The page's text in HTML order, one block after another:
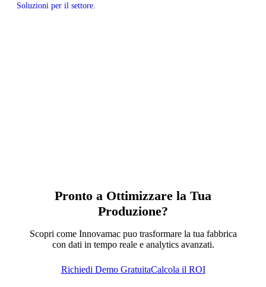
Soluzioni per il settore.
Pronto a Ottimizzare la Tua
Produzione?
Scopri come Innovamac puo trasformare la tua fabbrica
con dati in tempo reale e analytics avanzati.
Richiedi Demo GratuitaCalcola il ROI